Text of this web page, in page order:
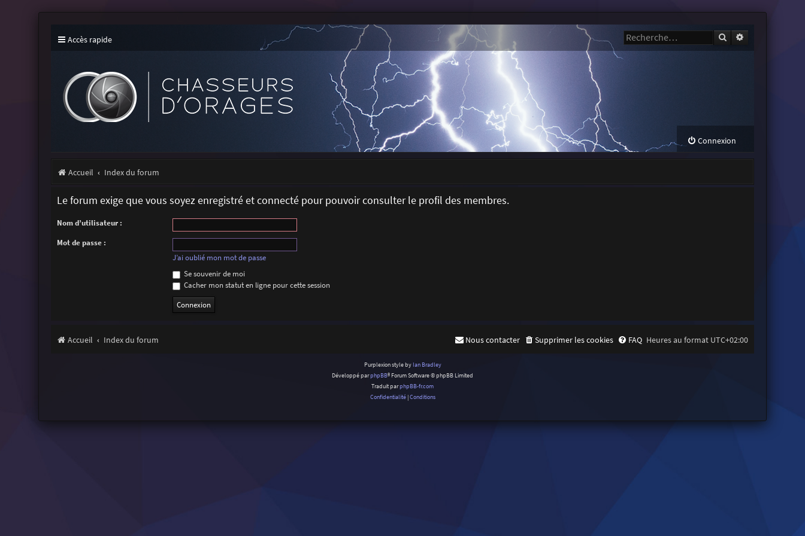
Accès rapide Rechercher
Connexion
Accueil Index du forum
Le forum exige que vous soyez enregistré et connecté pour pouvoir consulter le profil des membres.
Nom d’utilisateur :
Mot de passe :
J’ai oublié mon mot de passe
Se souvenir de moi
Cacher mon statut en ligne pour cette session
Accueil Index du forum Heures au format UTC+02:00
FAQ
Supprimer les cookies
Nous contacter
Purplexion style by Ian Bradley
Développé parphpBB® Forum Software © phpBB Limited
Traduit parphpBB-fr.com
Confidentialité|Conditions